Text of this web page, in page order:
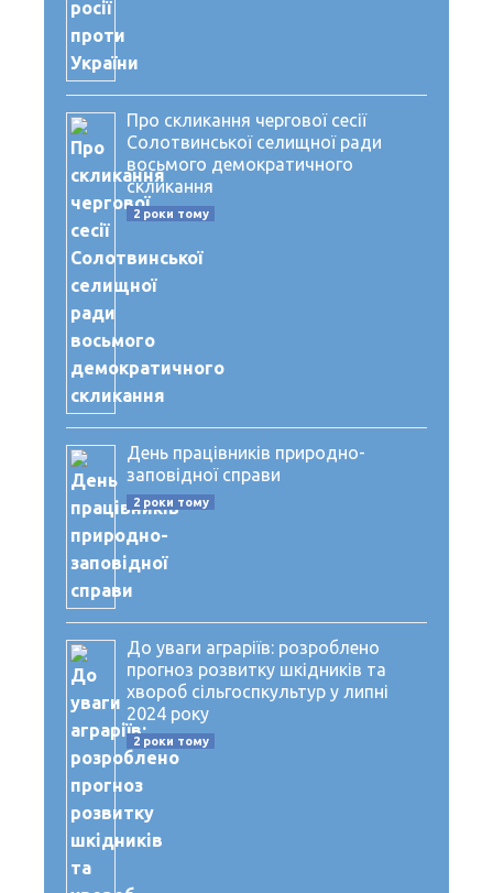
Про скликання чергової сесії
Солотвинської селищної ради
восьмого демократичного
скликання
2 роки тому
День працівників природно-
заповідної справи
2 роки тому
До уваги аграріїв: розроблено
прогноз розвитку шкідників та
хвороб сільгоспкультур у липні
2024 року
2 роки тому